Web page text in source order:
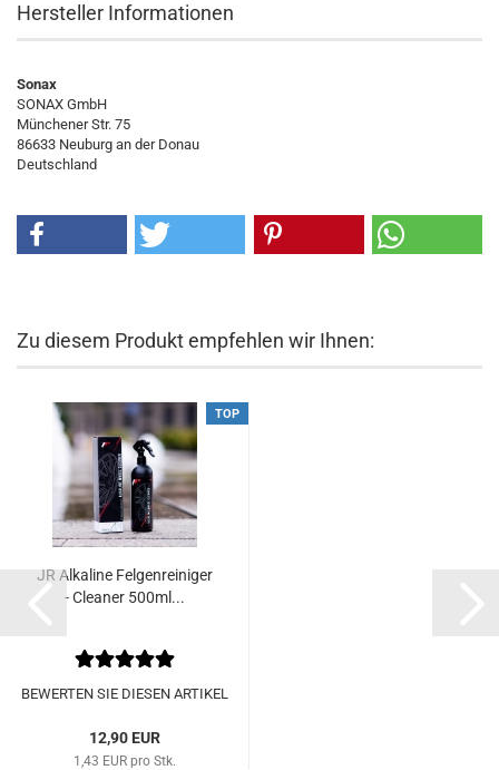
Hersteller Informationen
Sonax
SONAX GmbH
Münchener Str. 75
86633 Neuburg an der Donau
Deutschland
Zu diesem Produkt empfehlen wir Ihnen:
TOP
JR Al­ka­li­ne Fel­gen­rei­ni­ger
- Clea­ner 500ml...
BEWERTEN SIE DIESEN ARTIKEL
12,90 EUR
1,43 EUR pro Stk.